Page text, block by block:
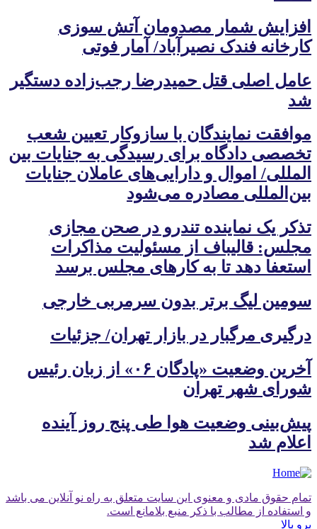
افزایش شمار مصدومان آتش سوزی
کارخانه فندک نصیرآباد/ آمار فوتی
عامل اصلی قتل حمیدرضا رجب‌زاده دستگیر
شد
موافقت نمایندگان با سازوکار تعیین شعب
تخصصی دادگاه برای رسیدگی به جنایات بین
المللی/ اموال و دارایی‌های عاملان جنایات
بین‌المللی مصادره می‌شود
تذکر یک نماینده تندرو در صحن مجازی
مجلس: قالیباف از مسئولیت مذاکرات
استعفا دهد تا به کارهای مجلس برسد
سومین لیگ برتر بدون سرمربی خارجی
درگیری مرگبار در بازار تهران/ جزئیات
آخرین وضعیت «پادگان ۰۶» از زبان رئیس
شورای شهر تهران
پیش‌بینی وضعیت هوا طی پنج روز آینده
اعلام شد
تمام حقوق مادی و معنوی این سایت متعلق به راه نو آنلاین می باشد
و استفاده از مطالب با ذکر منبع بلامانع است.
برو بالا